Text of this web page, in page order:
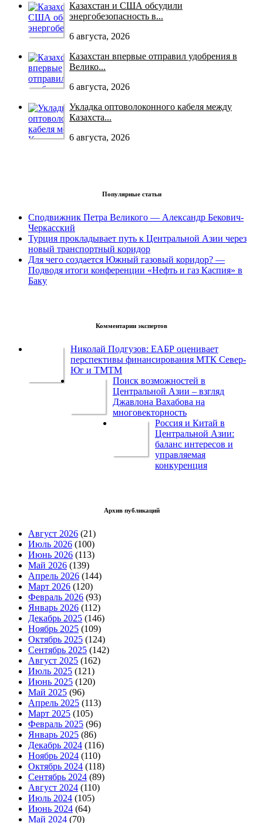
Казахстан и США обсудили
энергобезопасность в...
6 августа, 2026
Казахстан впервые отправил удобрения в
Велико...
6 августа, 2026
Укладка оптоволоконного кабеля между
Казахста...
6 августа, 2026
Популярные статьи
Сподвижник Петра Великого — Александр Бекович-
Черкасский
Турция прокладывает путь к Центральной Азии через
новый транспортный коридор
Для чего создается Южный газовый коридор? —
Подводя итоги конференции «Нефть и газ Каспия» в
Баку
Комментарии экспертов
Николай Подгузов: ЕАБР оценивает
перспективы финансирования МТК Север-
Юг и ТМТМ
Поиск возможностей в
Центральной Азии – взгляд
Джавлона Вахабова на
многовекторность
Россия и Китай в
Центральной Азии:
баланс интересов и
управляемая
конкуренция
Архив публикаций
Август 2026 (21)
Июль 2026 (100)
Июнь 2026 (113)
Май 2026 (139)
Апрель 2026 (144)
Март 2026 (120)
Февраль 2026 (93)
Январь 2026 (112)
Декабрь 2025 (146)
Ноябрь 2025 (109)
Октябрь 2025 (124)
Сентябрь 2025 (142)
Август 2025 (162)
Июль 2025 (121)
Июнь 2025 (120)
Май 2025 (96)
Апрель 2025 (113)
Март 2025 (105)
Февраль 2025 (96)
Январь 2025 (86)
Декабрь 2024 (116)
Ноябрь 2024 (110)
Октябрь 2024 (118)
Сентябрь 2024 (89)
Август 2024 (110)
Июль 2024 (105)
Июнь 2024 (64)
Май 2024 (70)